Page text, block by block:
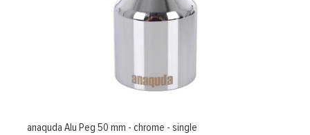
anaquda Alu Peg 50 mm - chrome - single